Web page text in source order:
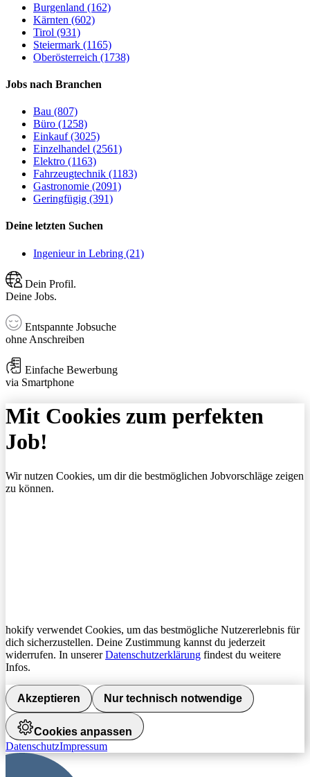
Burgenland (162)
Kärnten (602)
Tirol (931)
Steiermark (1165)
Oberösterreich (1738)
Jobs nach Branchen
Bau (807)
Büro (1258)
Einkauf (3025)
Einzelhandel (2561)
Elektro (1163)
Fahrzeugtechnik (1183)
Gastronomie (2091)
Geringfügig (391)
Deine letzten Suchen
Ingenieur in Lebring (21)
Dein Profil.
Deine Jobs.
Entspannte Jobsuche
ohne Anschreiben
Einfache Bewerbung
via Smartphone
Mit Cookies zum perfekten
Job!
Wir nutzen Cookies, um dir die bestmöglichen Jobvorschläge zeigen
zu können.
hokify verwendet Cookies, um das bestmögliche Nutzererlebnis für
dich sicherzustellen. Deine Zustimmung kannst du jederzeit
widerrufen. In unsererDatenschutzerklärung findest du weitere
Infos.
Akzeptieren Nur technisch notwendige
Cookies anpassen
DatenschutzImpressum